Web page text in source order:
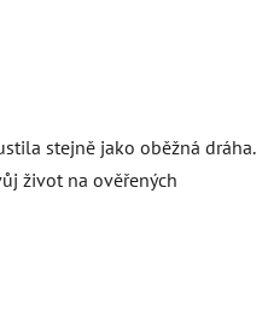
stejně jako oběžná dráha.
život na ověřených